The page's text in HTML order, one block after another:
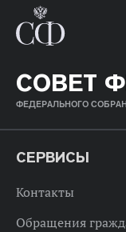
СОВЕТ
ФЕДЕРАЛЬНОГО
СЕРВИСЫ
Контакты
Обращения